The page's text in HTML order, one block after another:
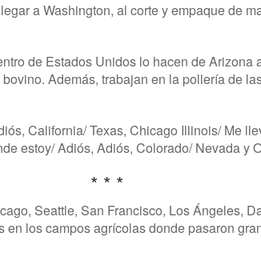
a Washington, al corte y empaque de
de Estados Unidos lo hacen de
Además, trabajan en la pollería de
California/ Texas, Chicago Illinois/ Me
estoy/ Adiós, Adiós, Colorado/ Nevada y
* * *
Seattle, San Francisco, Los Ángeles,
los campos agrícolas donde pasaron